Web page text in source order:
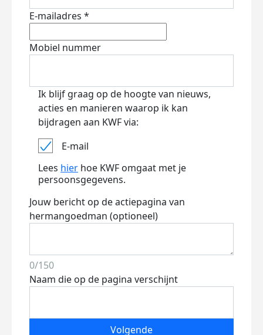
E-mailadres *
Mobiel nummer
Ik blijf graag op de hoogte van nieuws,
acties en manieren waarop ik kan
bijdragen aan KWF via:
E-mail
Lees hier hoe KWF omgaat met je
persoonsgegevens.
Jouw bericht op de actiepagina van
hermangoedman (optioneel)
0/150
Naam die op de pagina verschijnt
Volgende